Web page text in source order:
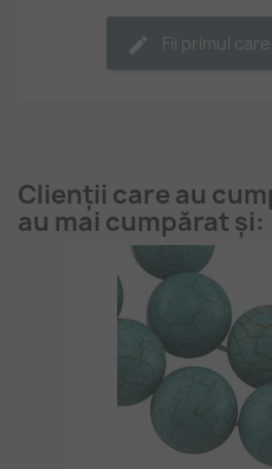
Fii primul
Clienții care au
au mai cumpărat și: